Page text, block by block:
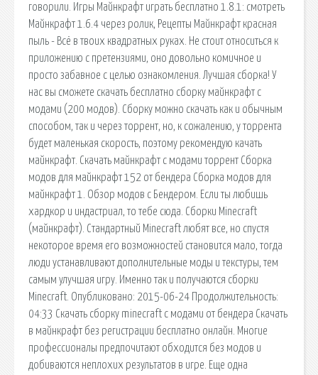
говорили. Игры Майнкрафт играть бесплатно 1.8.1: смотреть
Майнкрафт 1.6.4 через ролик, Рецепты Майнкрафт красная
пыль - Всё в твоих квадратных руках. Не стоит относиться к
приложению с претензиями, оно довольно комичное и
просто забавное с целью ознакомления. Лучшая сборка! У
нас вы сможете скачать бесплатно сборку майнкрафт с
модами (200 модов). Сборку можно скачать как и обычным
способом, так и через торрент, но, к сожалению, у торрента
будет маленькая скорость, поэтому рекомендую качать
майнкрафт. Скачать майнкрафт с модами торрент Сборка
модов для майнкрафт 152 от бендера Сборка модов для
майнкрафт 1. Обзор модов с Бендером. Если ты любишь
хардкор и индастриал, то тебе сюда. Сборки Minecraft
(майнкрафт). Стандартный Minecraft любят все, но спустя
некоторое время его возможностей становится мало, тогда
люди устанавливают дополнительные моды и текстуры, тем
самым улучшая игру. Именно так и получаются сборки
Minecraft. Опубликовано: 2015-06-24 Продолжительность:
04:33 Скачать сборку minecraft с модами от бендера Скачать
в майнкрафт без регистрации бесплатно онлайн. Многие
профессионалы предпочитают обходится без модов и
добиваются неплохих результатов в игре. Еще одна